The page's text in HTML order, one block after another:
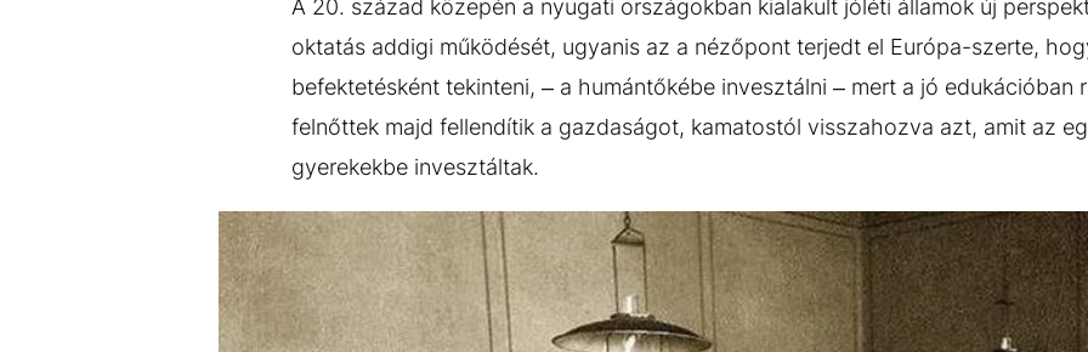
A 20. század közepén a nyugati országokban kialakult jóléti államok új
oktatás addigi működését, ugyanis az a nézőpont terjedt el Európa-szerte,
befektetésként tekinteni, – a humántőkébe invesztálni – mert a jó edukációban
felnőttek majd fellendítik a gazdaságot, kamatostól visszahozva azt, amit az
gyerekekbe invesztáltak.